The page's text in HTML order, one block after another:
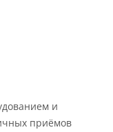
и
приёмов